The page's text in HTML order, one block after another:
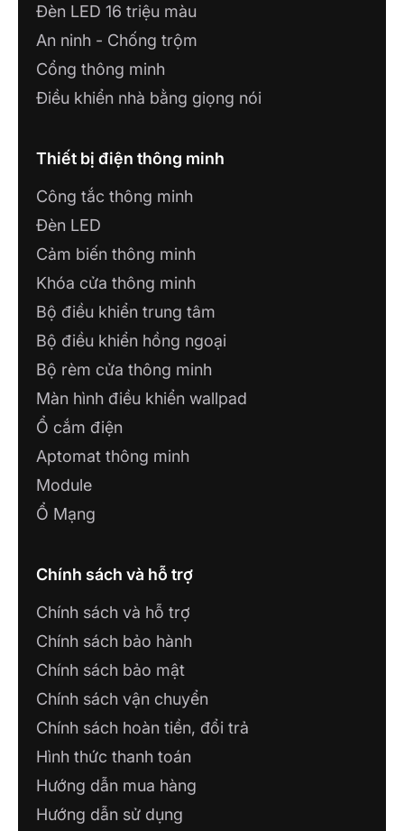
2.3. Đèn Spotlight âm trần thông minh
Đèn Spotlight âm trần thông minh là mẫu đèn LED
thông minh được thiết kế với chiếu điểm có thể
xoay chỉnh góc chiếu sáng, giúp tạo ra các điểm
nhấn ánh sáng trong không gian nội thất.
Đèn LED spotlight thông minh được ứng dụng trong
việc trang trí
Đèn thường được sử dụng để làm nổi bật các vật
dụng trang trí tranh ảnh hoặc các khu vực cần
ánh sáng tập trung. Người dùng có thể dễ dàng
thay đổi góc chiếu và cường độ ánh sáng của đèn
để phù hợp với từng nhu cầu cụ thể.
3. Lợi ích khi sử dụng đèn LED thông
minh
Đèn LED 16 triệu màu
An ninh - Chống trộm
Cổng thông minh
Điều khiển nhà bằng giọng nói
Thiết bị điện thông minh
Công tắc thông minh
Đèn LED
Cảm biến thông minh
Khóa cửa thông minh
Bộ điều khiển trung tâm
Bộ điều khiển hồng ngoại
Bộ rèm cửa thông minh
Màn hình điều khiển wallpad
Ổ cắm điện
Aptomat thông minh
Module
Ổ Mạng
Chính sách và hỗ trợ
Chính sách và hỗ trợ
Chính sách bảo hành
Chính sách bảo mật
Chính sách vận chuyển
Chính sách hoàn tiền, đổi trả
Hình thức thanh toán
Hướng dẫn mua hàng
Hướng dẫn sử dụng